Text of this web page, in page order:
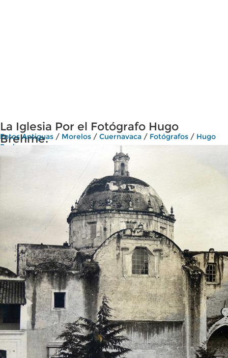
La Iglesia Por el Fotógrafo Hugo
Brehme.
Fotos Antiguas / Morelos / Cuernavaca / Fotógrafos / Hugo
Brehme